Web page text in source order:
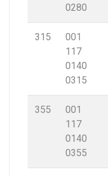
0280
315
001
117
0140
0315
355
001
117
0140
0355